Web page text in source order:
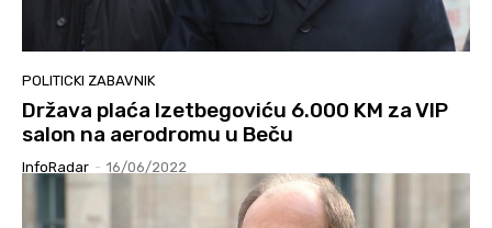
POLITICKI ZABAVNIK
Država plaća Izetbegoviću 6.000 KM za VIP
salon na aerodromu u Beču
InfoRadar - 16/06/2022